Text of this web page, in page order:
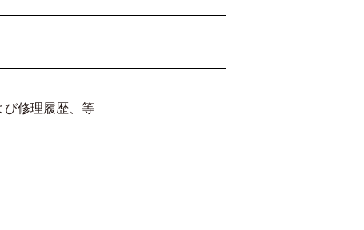
び修理履歴、等